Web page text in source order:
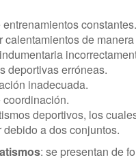
entrenamientos constantes.
calentamientos de
deportivas erróneas.
inadecuada.
coordinación.
deportivos, los
debido a dos conjuntos.
: se presentan de